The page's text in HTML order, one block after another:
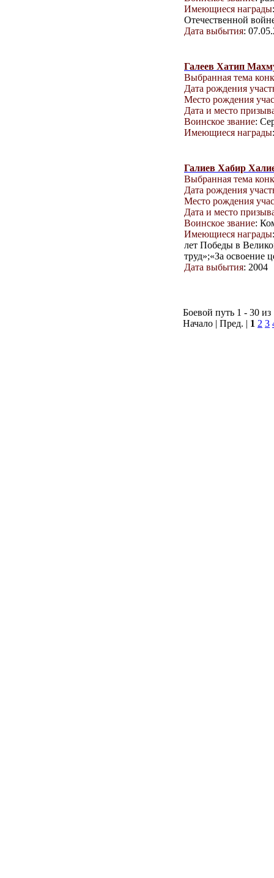
Имеющиеся награды
Отечественной
Дата выбытия:
Галеев Хатип
Выбранная тема
Дата рождения
Место рождения
Дата и место
Воинское звание:
Имеющиеся награды
Галиев Хабир
Выбранная тема
Дата рождения
Место рождения
Дата и место
Воинское звание:
Имеющиеся награды
лет Победы в
труд»;«За освоение
Дата выбытия: 2004
Боевой путь 1 - 30 из
Начало | Пред. | 1 2 3